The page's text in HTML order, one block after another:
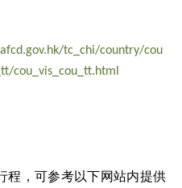
tc_chi/country/cou
cou_vis_cou_tt.html
程，可参考以下网站内提供